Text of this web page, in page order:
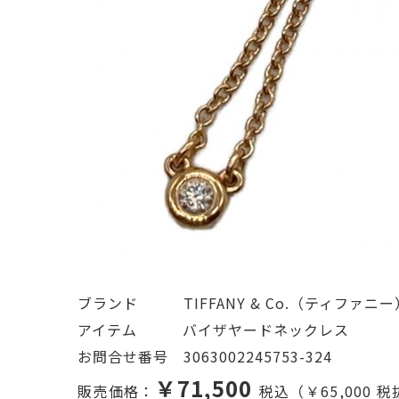
ブランド   TIFFANY & Co.（ティファニー）
アイテム   バイザヤードネックレス
お問合せ番号 3063002245753-324
販売価格： ￥71,500 税込（￥65,000 税